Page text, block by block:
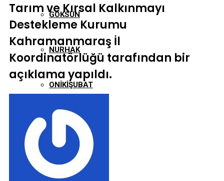
GÖKSUN
NURHAK
ONIKIŞUBAT
PAZARCIK
TÜRKOĞLU
Tarım ve Kırsal Kalkınmayı
Destekleme Kurumu
Kahramanmaraş İl
Koordinatörlüğü tarafından bir
açıklama yapıldı.